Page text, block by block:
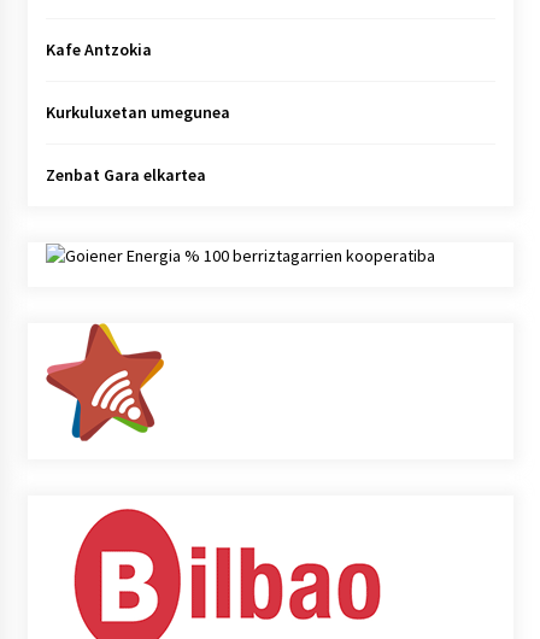
Kafe Antzokia
Kurkuluxetan umegunea
Zenbat Gara elkartea